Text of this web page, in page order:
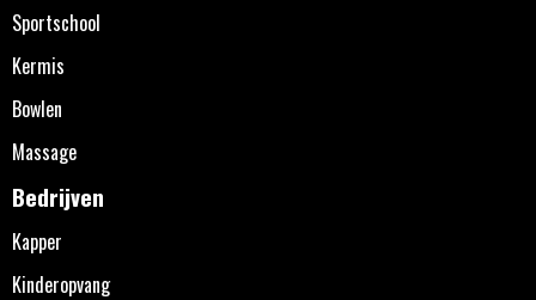
Sportschool
Kermis
Bowlen
Massage
Bedrijven
Kapper
Kinderopvang